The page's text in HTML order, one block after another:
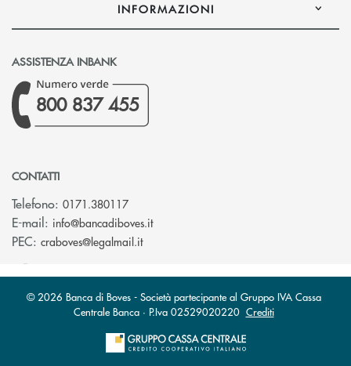
INFORMAZIONI
ASSISTENZA INBANK
800 837 455
CONTATTI
Telefono: 0171.380117
E-mail: info@bancadiboves.it(si apre l’app di posta elettronica)
PEC: craboves@legalmail.it(si apre l’app di posta elettronica)
© 2026 Banca di Boves - Società partecipante al Gruppo IVA Cassa
Centrale Banca · P.Iva 02529020220 Crediti